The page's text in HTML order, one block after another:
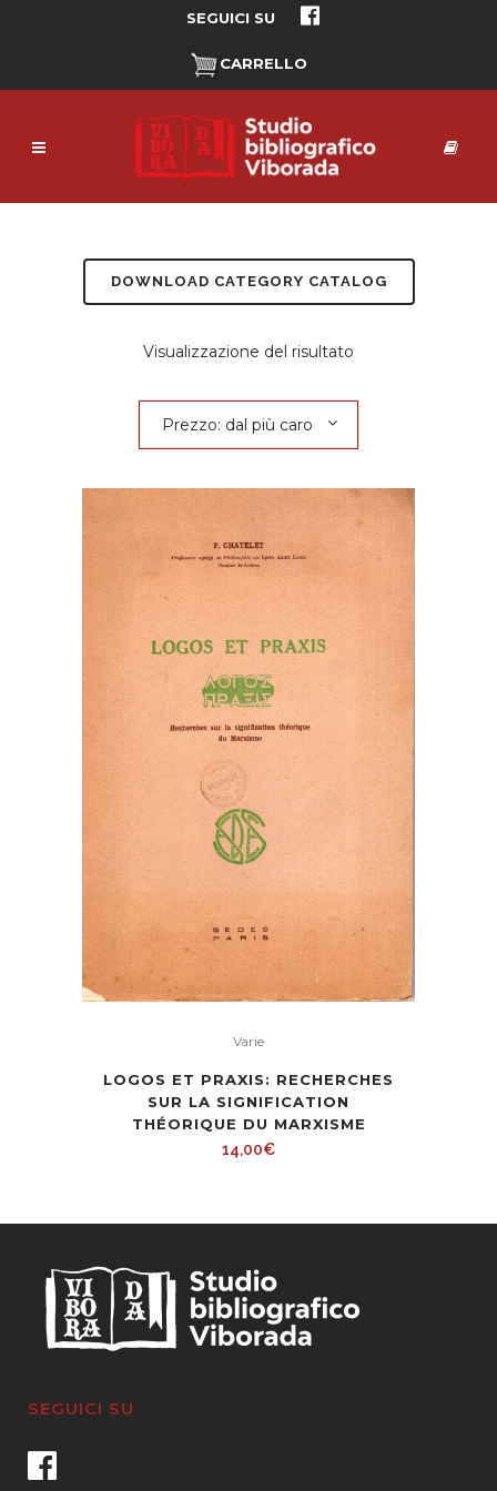
SEGUICI SU
CARRELLO
DOWNLOAD CATEGORY CATALOG
Visualizzazione del risultato
Prezzo: dal più caro
Varie
LOGOS ET PRAXIS: RECHERCHES
SUR LA SIGNIFICATION
THÉORIQUE DU MARXISME
14,00€
SEGUICI SU